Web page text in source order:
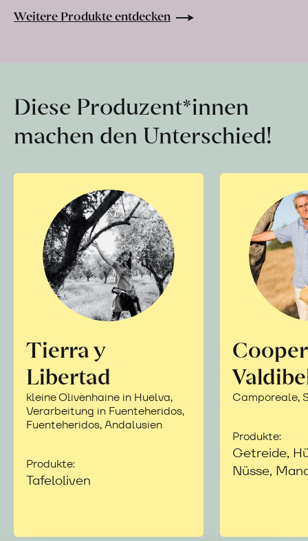
Weitere Produkte entdecken
Diese Produzent*innen
machen den Unterschied!
Tierra y
Libertad
kleine Olivenhaine in Huelva,
Verarbeitung in Fuenteheridos,
Fuenteheridos, Andalusien
Produkte:
Tafeloliven
Camporeale,
Produkte:
Getreide,
Nüsse,